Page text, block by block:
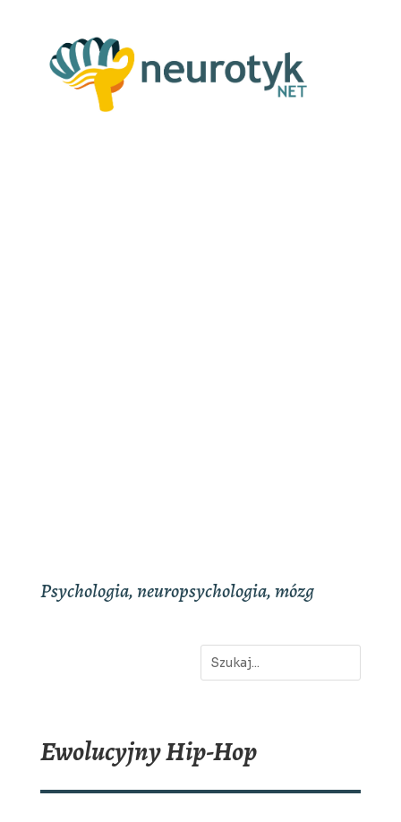
Psychologia, neuropsychologia, mózg
Ewolucyjny Hip-Hop